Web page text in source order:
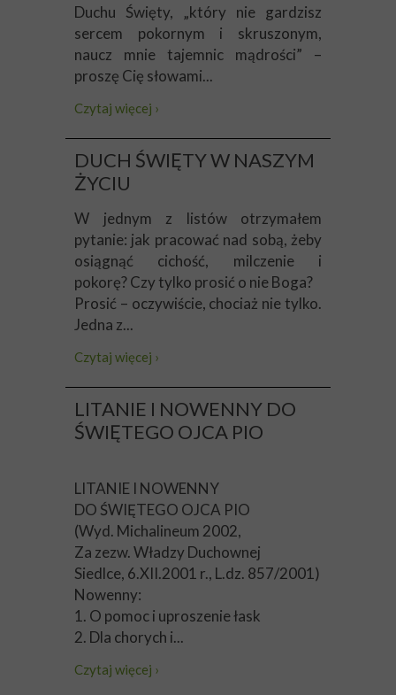
Duchu Święty, „który nie gardzisz
sercem pokornym i skruszonym,
naucz mnie tajemnic mądrości” –
proszę Cię słowami...
Czytaj więcej ›
DUCH ŚWIĘTY W NASZYM
ŻYCIU
W jednym z listów otrzymałem
pytanie: jak pracować nad sobą, żeby
osiągnąć cichość, milczenie i
pokorę? Czy tylko prosić o nie Boga?
Prosić – oczywiście, chociaż nie tylko.
Jedna z...
Czytaj więcej ›
LITANIE I NOWENNY DO
ŚWIĘTEGO OJCA PIO
LITANIE I NOWENNY
DO ŚWIĘTEGO OJCA PIO
(Wyd. Michalineum 2002,
Za zezw. Władzy Duchownej
Siedlce, 6.XII.2001 r., L.dz. 857/2001)
Nowenny:
1. O pomoc i uproszenie łask
2. Dla chorych i...
Czytaj więcej ›